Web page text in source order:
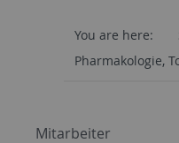
You are here:
Pharmakologie,
Mitarbeiter